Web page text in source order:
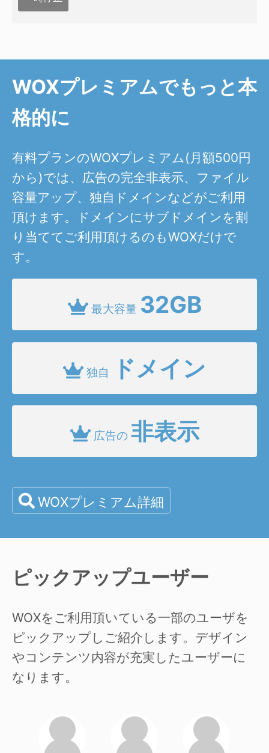
WOXプレミアムでもっと本
格的に
有料プランのWOXプレミアム(月額500円
から)では、広告の完全非表示、ファイル
容量アップ、独自ドメインなどがご利用
頂けます。ドメインにサブドメインを割
り当ててご利用頂けるのもWOXだけで
す。
最大容量 32GB
独自 ドメイン
広告の 非表示
WOXプレミアム詳細
ピックアップユーザー
WOXをご利用頂いている一部のユーザを
ピックアップしご紹介します。デザイン
やコンテンツ内容が充実したユーザーに
なります。